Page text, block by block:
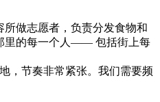
做志愿者，负责分发食物和
里的每一个人—— 包括街上每
，节奏非常紧张。我们需要频